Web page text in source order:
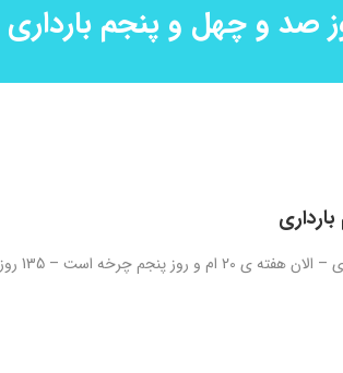
صد و چهل و پنجم بارداری
روز صد و چهل و پنجم بارداری – الان هفته ی 20 ام و روز پنجم چرخه است – 135 روز